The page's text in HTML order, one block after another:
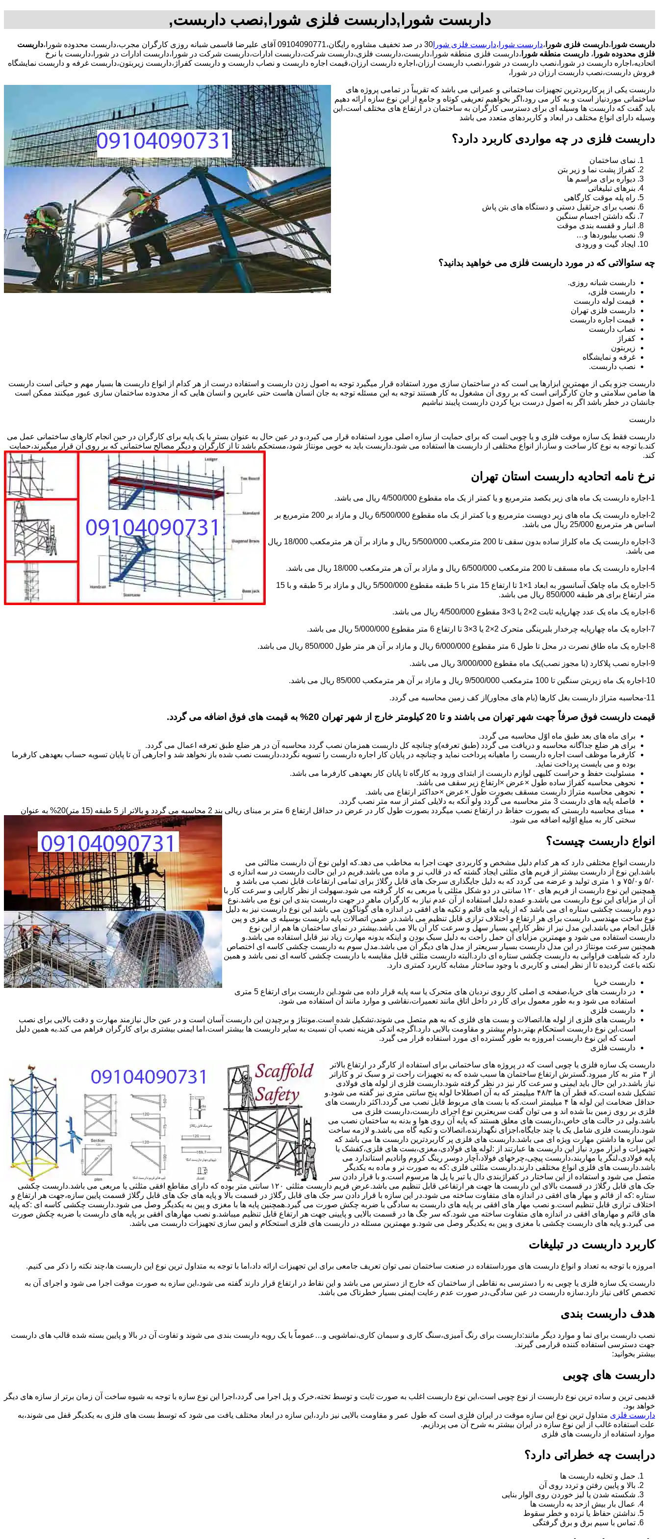
داربست شورا,داربست فلزی شورا,نصب داربست,
داربست شورا ،داربست فلزی شورا ،داربست شورا ،داربست فلزی شورا 30 در صد تخفیف مشاوره رایگان،09104090771 آقای علیرضا قاسمی شبانه روزی کارگران مجرب،داربست محدوده شورا،
داربست
فلزی محدوده شورا ، داربست منطقه شورا ،داربست فلزی منطقه شورا،داربست،داربست فلزی،داربست شرکت،داربست ادارات،داربست شرکت در شورا،داربست ادارات در شورا،داربست با نرخ
اتحادیه،اجاره داربست در شورا،نصب داربست در شورا،نصب داربست ارزان،اجاره داربست ارزان،قیمت اجاره داربست و نصاب داربست و داربست کفراژ،داربست زیربتون،داربست غرفه و داربست نمایشگاه
فروش داربست،نصب داربست ارزان در شورا،
داربست یکی از پرکاربردترین تجهیزات ساختمانی و عمرانی می باشد که تقریباً در تمامی پروژه های
ساختمانی موردنیاز است و به کار می رود،اگر بخواهیم تعریفی کوتاه و جامع از این نوع سازه ارائه دهیم
باید گفت که داربست ها وسیله ای برای دسترسی کارگران به ساختمان در ارتفاع های مختلف است،این
وسیله دارای انواع مختلف در ابعاد و کاربردهای متعدد می باشد
داربست فلزی در چه مواردی کاربرد دارد؟
نمای ساختمان
کفراژ پشت نما و زیر بتن
دیواره برای مراسم ها
بنرهای تبلیغاتی
راه پله موقت کارگاهی
نصب برای جرثقیل دستی و دستگاه های بتن پاش
نگه داشتن اجسام سنگین
انبار و قفسه بندی موقت
نصب بیلبوردها و…
ایجاد گیت و ورودی
چه سئوالاتی که در مورد داربست فلزی می خواهید بدانید؟
داربست شبانه روزی.
داربست فلزی،
قیمت لوله داربست
داربست فلزی تهران
قیمت اجاره داربست
نصاب داربست
کفراژ
زیربتون
غرفه و نمایشگاه
نصب داربست.
داربست جزو یکی از مهمترین ابزارها یی است که در ساختمان سازی مورد استفاده قرار میگیرد توجه به اصول زدن داربست و استفاده درست از هر کدام از انواع داربست ها بسیار مهم و حیاتی است داربست
ها ضامن سلامتی و جان کارگرانی است که بر روی آن مشغول به کار هستند توجه به این مسئله توجه به جان انسان هاست حتی عابرین و انسان هایی که از محدوده ساختمان سازی عبور میکنند ممکن است
جانشان در خطر باشد اگر به اصول درست برپا کردن داربست پایبند نباشیم
داربست
داربست فقط یک سازه موقت فلزی و یا چوبی است که برای حمایت از سازه اصلی مورد استفاده قرار می کیرد،و در عین حال به عنوان بستر یا یک پایه برای کارگران در حین انجام کارهای ساختمانی عمل می
کند.با توجه به نوع کار ساخت و ساز،از انواع مختلفی از داربست ها استفاده می شود.داربست باید به خوبی مونتاژ شود،مستحکم باشد تا از کارگران و دیگر مصالح ساختمانی که بر روی آن قرار میگیرند،حمایت
کند.
نرخ نامه اتحادیه داربست استان تهران
1-اجاره داربست یک ماه های زیر یکصد مترمربع و یا کمتر از یک ماه مقطوع 4/500/000 ریال می باشد.
2-اجاره داربست یک ماه های زیر دویست مترمربع و یا کمتر از یک ماه مقطوع 6/500/000 ریال و مازاد بر 200 مترمربع بر
اساس هر مترمربع 25/000 ریال می باشد.
3-اجاره داربست یک ماه کلراژ ساده بدون سقف تا 200 مترمکعب 5/500/000 ریال و مازاد بر آن هر مترمکعب 18/000 ریال
می باشد.
4-اجاره داربست یک ماه مسقف تا 200 مترمکعب 6/500/000 ریال و مازاد بر آن هر مترمکعب 18/000 ریال می باشد.
5-اجاره یک ماه چاهک آسانسور به ابعاد 1×1 تا ارتفاع 15 متر با 5 طبقه مقطوع 5/500/000 ریال و مازاد بر 5 طبقه و با 15
متر ارتفاع برای هر طبقه 850/000 ریال می باشد.
6-اجاره یک ماه یک عدد چهارپایه ثابت 2×2 یا 3×3 مقطوع 4/500/000 ریال می باشد.
7-اجاره یک ماه چهارپایه چرخدار بلبرینگی متحرک 2×2 یا 3×3 تا ارتفاع 6 متر مقطوع 5/000/000 ریال می باشد.
8-اجاره یک ماه طاق نصرت در محل تا طول 6 متر مقطوع 6/000/000 ریال و مازاد بر آن هر متر طول 850/000 ریال می باشد.
9-اجاره نصب پلاکارد (با مجوز نصب)یک ماه مقطوع 3/000/000 ریال می باشد.
10-اجاره یک ماه زیربتن سنگین تا 100 مترمکعب 9/500/000 ریال و مازاد بر آن هر مترمکعب 85/000 ریال می باشد.
11-محاسبه متراژ داربست بغل کارها (بام های مجاور)از کف زمین محاسبه می گردد.
قیمت داربست فوق صرفاً جهت شهر تهران می باشند و تا 20 کیلومتر خارج از شهر تهران 20% به قیمت های فوق اضافه می گردد.
برای ماه های بعد طبق ماه اوّل محاسبه می گردد.
برای هر ضلع جداگانه محاسبه و دریافت می گردد (طبق تعرفه)و چنانچه کل داربست همزمان نصب گردد محاسبه آن در هر ضلع طبق تعرفه اعمال می گردد.
کارفرما موظف است اجاره داربست را ماهیانه پرداخت نماید و چنانچه در پایان کار اجاره داربست را تسویه نگردد،داربست نصب شده باز نخواهد شد و اجاره­ی آن تا پایان تسویه حساب بعهده­ی کارفرما
بوده و می بایست پرداخت نماید.
مسئولیت حفظ و حراست کلیه­ی لوازم داربست از ابتدای ورود به کارگاه تا پایان کار بعهده­ی کارفرما می باشد.
نحوه­ی محاسبه کفراژ ساده طول ×عرض ×ارتفاع زیر سقف می باشد.
نحوه­ی محاسبه متراژ داربست مسقف بصورت طول ×عرض ×حداکثر ارتفاع می باشد.
فاصله پایه های داربست 3 متر محاسبه می گردد ولو آنکه به دلایلی کمتر از سه متر نصب گردد.
مبنای محاسبه داربستی که بصورت حفاظ در ارتفاع نصب می­گردد بصورت طول کار در عرض در حداقل ارتفاع 6 متر بر مبنای ریالی بند 2 محاسبه می گردد و بالاتر از 5 طبقه (15 متر)20% به عنوان
سختی کار به مبلغ اوّلیه اضافه می شود.
انواع داربست چیست؟
داربست انواع مختلفی دارد که هر کدام دلیل مشخص و کاربردی جهت اجرا به مخاطب می دهد.که اولین نوع آن داربست مثالثی می
باشد.این نوع از داربست بیشتر از فریم های مثلثی ایجاد گشته که در قالب نر و ماده می باشد.فریم در این حالت داربست در سه اندازه ی
۵/۰ و۷۵/۰ و ۱ متری تولید و عرضه می گردد که به دلیل جایگذاری سرجک های قابل رگلاژ برای تمامی ارتفاعات قابل نصب می باشد و
همچنین این نوع داربست از فریم های ۱۲۰ سانتی در دو شکل مثلثی یا مربعی به کار گرفته می شود.سهولت از نظر کارایی و سرعت کار با
آن از مزایای این نوع داربست می باشد.و عمده دلیل استفاده از آن عدم نیاز به کارگران ماهر در جهت داربست بندی این نوع می باشد.نوع
دوم داربست چکشی ستاره ای می باشد که از پایه های قائم و تکیه های افقی در اندازه های گوناگون می باشد این نوع داربست نیز به دلیل
نوع ساخت مهندسی داربست برای هر ارتفاع و اختلاف ترازی قابل تنظیم می باشد.در ضمن اتصالات پایه داربست بوسیله ی مغزی و پین
قابل انجام می باشد.این مدل نیز از نظر کارایی بسیار سهل و سرعت کار آن بالا می باشد.بیشتر در نمای ساختمان ها هم از این نوع
داربست استفاده می شود و مهمترین مزایای آن حمل راحت به دلیل سبک بودن و اینکه بدونه مهارت زیاد نیز قابل استفاده می باشد.و
همچنین سرعت مونتاژ در این مدل داربست بسیار سریعتر از مدل های دیگر آن می باشد.مدل سوم به داربست چکشی کاسه ای اختصاص
دارد که شباهت فراوانی به داربست چکشی ستاره ای دارد.البته داربست مثلثی قابل مقایسه با داربست چکشی کاسه ای نمی باشد و همین
نکته باعث گردیده تا از نظر ایمنی و کاربری با وجود ساختار مشابه کاربرد کمتری دارد.
داربست خرپا
در داربست های خرپا،صفحه ی اصلی کار روی نردبان های متحرک یا سه پایه قرار داده می شود.این داربست برای ارتفاع 5 متری
استفاده می شود و به طور معمول برای کار در داخل اتاق مانند تعمیرات،نقاشی و موارد مانند آن استفاده می شود.
داربست فلزی
داربست های فلزی از لوله ها،اتصالات و بست های فلزی که به هم متصل می شوند،تشکیل شده است.مونتاژ و برچیدن این داربست آسان است و در عین حال نیازمند مهارت و دقت بالایی برای نصب
است.این نوع داربست استحکام بهتر،دوام بیشتر و مقاومت بالایی دارد.اگرچه اندکی هزینه نصب آن نسبت به سایر داربست ها بیشتر است،اما ایمنی بیشتری برای کارگران فراهم می کند.به همین دلیل
است که این نوع داربست امروزه به طور گسترده ای مورد استفاده قرار می گیرد.
داربست فلزی
داربست یک سازه فلزی یا چوبی است که در پروژه های ساختمانی برای استفاده از کارگر در ارتفاع بالاتر
از ۳ متر به کار میرود.گسترش ارتفاع ساختمان ها سبب شده که به تجهیزات راحت تر و سبک تر و کاراتر
نیاز باشد.در این حال باید ایمنی و سرعت کار نیز در نظر گرفته شود.داربست فلزی از لوله های فولادی
تشکیل شده است.که قطر آن ها ۴۸/۳ میلیمتر که به آن اصطلاحا لوله پنج سانتی متری نیز گفته می شود.و
حداقل ضخامت این لوله ها ۴ میلیمتر است.که با بست های مربوط قابل نصب می گردد.اکثر داربست های
فلزی بر روی زمین بنا شده اند و می توان گفت سریعترین نوع اجرای داربست،داربست فلزی می
باشد.ولی در حالت های خاص،داربست های معلق هستند که پایه آن روی هوا و بدنه به ساختمان نصب می
شود.داربست فلزی شامل یک یا چند جایگاه،اجزای نگهدارنده،اتصالات و تکیه گاه می باشد.و لازمه ساخت
این سازه ها داشتن مهارت ویژه ای می باشد.داربست های فلزی پر کاربردترین داربست ها می باشد که
تجهیزات و ابزار مورد نیاز این داربست ها عبارتند از :لوله های فولادی،مغزی،بست های فلزی،کفشک یا
پایه فولادی،لنگر یا مهاربند،داربست پیچی،چرخهای فولاد،آچار دوسر رینگ کروم وانادیم استاندارد می
باشد.داربست های فلزی انواع مختلفی دارند.داربست مثلثی فلزی :که به صورت نر و ماده به یکدیگر
متصل می شود و استفاده از این ساختار در کفراژبندی دال یا تیر یا پل ها مرسوم است.و با قرار دادن سر
جک های قابل رگلاژ در قسمت بالای این داربست ها جهت هر ارتفاعی قابل تنظیم می باشد.عرض فریم داربست مثلثی ۱۲۰ سانتی متر بوده که دارای مقاطع افقی مثلثی یا مربعی می باشد.داربست چکشی
ستاره :که از قائم و مهار های افقی در اندازه های متفاوت ساخته می شود.در این سازه با قرار دادن سر جک های قابل رگلاژ در قسمت بالا و پایه های جک های قابل رگلاژ قسمت پایین سازه،جهت هر ارتفاع و
اختلاف ترازی قابل تنظیم است.و نصب مهار های افقی بر پایه های داربست به سادگی با ضربه چکش صورت می گیرد.همچنین پایه ها با مغزی و پین به یکدیگر وصل می شود.داربست چکشی کاسه ای :که پایه
های قائم و مهارهای افقی در اندازه های متفاوت ساخته می شود.که سر جگ ها در قسمت بالایی و پایینی جهت هر ارتفاع قابل تنظیم میباشد.و نصب مهارهای افقی بر پایه های داربست با ضربه چکش صورت
می گیرد.و پایه های داربست چکشی با مغزی و پین به یکدیگر وصل می شود.و مهمترین مسئله در داربست های فلزی استحکام و ایمن سازی تجهیزات داربست می باشد.
کاربرد داربست در تبلیغات
امروزه با توجه به تعداد و انواع داربست های مورداستفاده در صنعت ساختمان نمی توان تعریف جامعی برای این تجهیزات ارائه داد،اما با توجه به متداول ترین نوع این داربست ها،چند نکته را ذکر می کنیم.
داربست یک سازه فلزی یا چوبی به را دسترسی به نقاطی از ساختمان که خارج از دسترس می باشد و این نقاط در ارتفاع قرار دارند گفته می شود،این سازه به صورت موقت اجرا می شود و اجرای آن به
تخصص کافی نیاز دارد.سازه داربست در عین سادگی،در صورت عدم رعایت ایمنی بسیار خطرناک می باشد.
هدف داربست بندی
نصب داربست برای نما و موارد دیگر مانند:داربست برای رنگ آمیزی،سنگ کاری و سیمان کاری،نماشویی و…عموماً با یک رویه داربست بندی می شوند و تفاوت آن در بالا و پایین بسته شده قالب های داربست
جهت دسترسی استفاده کننده قرارمی گیرند.
بیشتر بخوانید:
داربست های چوبی
قدیمی ترین و ساده ترین نوع داربست از نوع چوبی است،این نوع داربست اغلب به صورت ثابت و توسط تخته،خرک و پل اجرا می گردد،اجرا این نوع سازه با توجه به شیوه ساخت آن زمان برتر از سازه های دیگر
خواهد بود.
داربست فلزی متداول ترین نوع این سازه موقت در ایران فلزی است که طول عمر و مقاومت بالایی نیز دارد،این سازه در ابعاد مختلف یافت می شود که توسط بست های فلزی به یکدیگر قفل می شوند،به
علت استفاده غالب از این نوع سازه در ایران بیشتر به شرح آن می پردازیم.
موارد استفاده از داربست های فلزی
درابست چه خطراتی دارد؟
حمل و تخلیه داربست ها
بالا و پایین رفتن و تردد روی آن
شکسته شدن یا لیز خوردن روی الوار بنایی
عمال بار بیش ازحد به داربست ها
نداشتن حفاظ یا نرده و خطر سقوط
تماس با سیم برق و برق گرفتگی